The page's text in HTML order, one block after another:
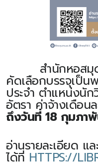
สำนักหอสมุด
คัดเลือกบรรจุเป็น
ประจำ ตำแหน่งนั
อัตรา ค่าจ้างเดือน
ถึงวันที่ 18 กุมภา
อ่านรายละเอียด แ
ได้ที่ HTTPS://